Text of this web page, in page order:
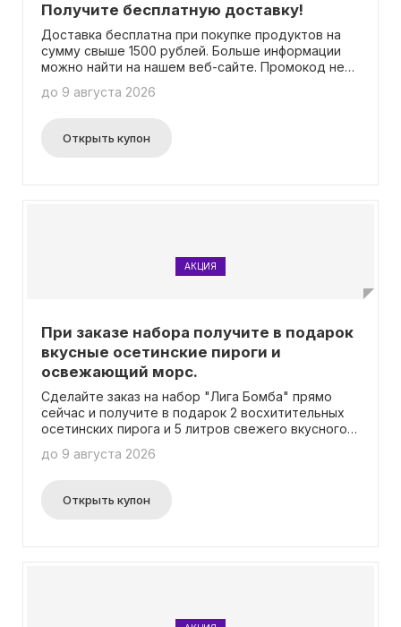
Получите бесплатную доставку!
Доставка бесплатна при покупке продуктов на
сумму свыше 1500 рублей. Больше информации
можно найти на нашем веб-сайте. Промокод не
до 9 августа 2026
Открыть купон
АКЦИЯ
При заказе набора получите в подарок
вкусные осетинские пироги и
освежающий морс.
Сделайте заказ на набор "Лига Бомба" прямо
сейчас и получите в подарок 2 восхитительных
осетинских пирога и 5 литров свежего вкусного
промокодов.
до 9 августа 2026
Открыть купон